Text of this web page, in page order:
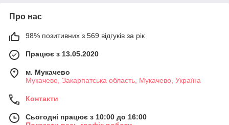
Про нас
98% позитивних з 569 відгуків за рік
Працює з 13.05.2020
м. Мукачево
Мукачево, Закарпатська область, Мукачево, Україна
Контакти
Сьогодні працює з 10:00 до 16:00